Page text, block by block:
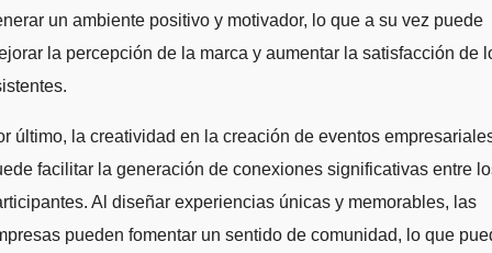
un ambiente positivo y motivador, lo que a su vez puede
la percepción de la marca y aumentar la satisfacción de
último, la creatividad en la creación de eventos
facilitar la generación de conexiones significativas entre
Al diseñar experiencias únicas y memorables, las
pueden fomentar un sentido de comunidad, lo que